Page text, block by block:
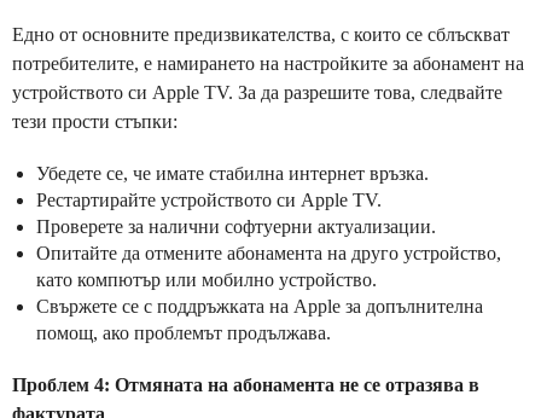
Едно от основните предизвикателства, с които се сблъскват
потребителите, е намирането на настройките за абонамент на
устройството си Apple TV. За да разрешите това, следвайте
тези прости стъпки:
Убедете се, че имате стабилна интернет връзка.
Рестартирайте устройството си Apple TV.
Проверете за налични софтуерни актуализации.
Опитайте да отмените абонамента на друго устройство,
като компютър или мобилно устройство.
Свържете се с поддръжката на Apple за допълнителна
помощ, ако проблемът продължава.
Проблем 4: Отмяната на абонамента не се отразява в
фактурата